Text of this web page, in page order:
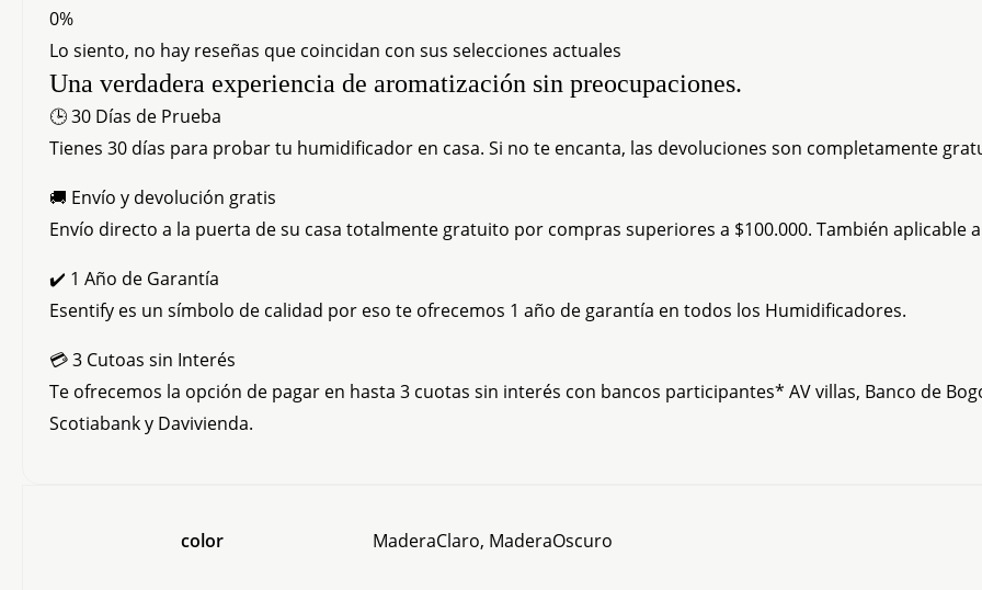
0%
Lo siento, no hay reseñas que coincidan con sus selecciones actuales
Una verdadera experiencia de aromatización sin preocupaciones.
🕒 30 Días de Prueba
Tienes 30 días para probar tu humidificador en casa. Si no te encanta, las devoluciones son completamente
🚚 Envío y devolución gratis
Envío directo a la puerta de su casa totalmente gratuito por compras superiores a $100.000. También aplicable
✔️ 1 Año de Garantía
Esentify es un símbolo de calidad por eso te ofrecemos 1 año de garantía en todos los Humidificadores.
💳 3 Cutoas sin Interés
Te ofrecemos la opción de pagar en hasta 3 cuotas sin interés con bancos participantes* AV villas, Banco de
Scotiabank y Davivienda.
color MaderaClaro, MaderaOscuro